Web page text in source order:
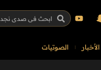
الأخبار الصوتيات